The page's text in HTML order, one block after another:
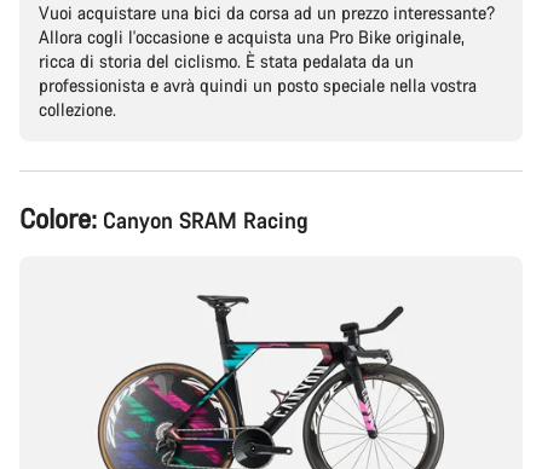
Vuoi acquistare una bici da corsa ad un prezzo interessante?
Allora cogli l'occasione e acquista una Pro Bike originale,
ricca di storia del ciclismo. È stata pedalata da un
professionista e avrà quindi un posto speciale nella vostra
collezione.
Configurazione
del
Colore: Canyon SRAM Racing